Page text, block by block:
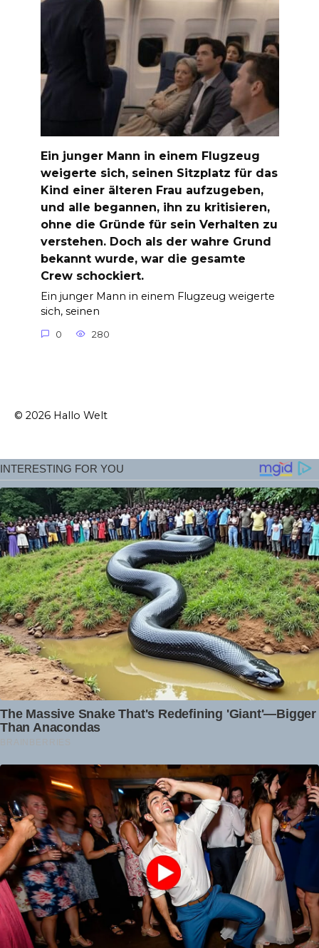
Ein junger Mann in einem Flugzeug
weigerte sich, seinen Sitzplatz für das
Kind einer älteren Frau aufzugeben,
und alle begannen, ihn zu kritisieren,
ohne die Gründe für sein Verhalten zu
verstehen. Doch als der wahre Grund
bekannt wurde, war die gesamte
Crew schockiert.
Ein junger Mann in einem Flugzeug weigerte
sich, seinen
0 280
© 2026 Hallo Welt